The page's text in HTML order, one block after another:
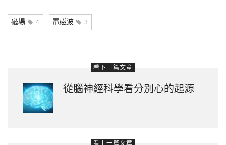
磁場 4 電磁波 3
看下一篇文章
從腦神經科學看分別心的起源
看上一篇文章